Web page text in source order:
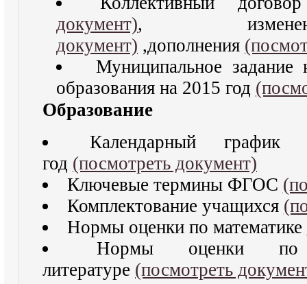
документ),
документ) ,дополнения
Муниципальное задание
образования на 2015 год
Образование
Календарный
год (посмотреть документ)
Ключевые термины ФГОС
Комплектование учащихся
Нормы оценки по математике
Нормы оценки
литературе (посмотреть